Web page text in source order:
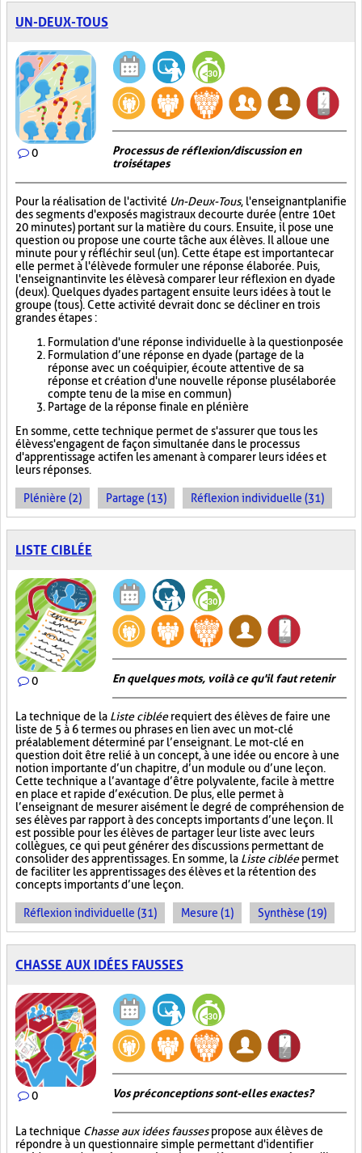
UN-DEUX-TOUS
0
Processus de réflexion/discussion en
trois étapes
Pour la réalisation de l'activité Un-Deux-Tous, l'enseignant planifie
des segments d'exposés magistraux de courte durée (entre 10 et
20 minutes) portant sur la matière du cours. Ensuite, il pose une
question ou propose une courte tâche aux élèves. Il alloue une
minute pour y réfléchir seul (un). Cette étape est importante car
elle permet à l'élève de formuler une réponse élaborée. Puis,
l'enseignant invite les élèves à comparer leur réflexion en dyade
(deux). Quelques dyades partagent ensuite leurs idées à tout le
groupe (tous). Cette activité devrait donc se décliner en trois
grandes étapes :
Formulation d'une réponse individuelle à la question posée
Formulation d’une réponse en dyade (partage de la
réponse avec un coéquipier, écoute attentive de sa
réponse et création d'une nouvelle réponse plus élaborée
compte tenu de la mise en commun)
Partage de la réponse finale en plénière
En somme, cette technique permet de s'assurer que tous les
élèves s'engagent de façon simultanée dans le processus
d'apprentissage actif en les amenant à comparer leurs idées et
leurs réponses.
Plénière (2) Partage (13) Réflexion individuelle (31)
LISTE CIBLÉE
0 En quelques mots, voilà ce qu'il faut retenir
La technique de la Liste cibléerequiert des élèves de faire une
liste de 5 à 6 termes ou phrases en lien avec un mot-clé
préalablement déterminé par l’enseignant. Le mot-clé en
question doit être relié à un concept, à une idée ou encore à une
notion importante d’un chapitre, d’un module ou d’une leçon.
Cette technique a l’avantage d’être polyvalente, facile à mettre
en place et rapide d’exécution. De plus, elle permet à
l’enseignant de mesurer aisément le degré de compréhension de
ses élèves par rapport à des concepts importants d’une leçon. Il
est possible pour les élèves de partager leur liste avec leurs
collègues, ce qui peut générer des discussions permettant de
consolider des apprentissages. En somme, la Liste cibléepermet
de faciliter les apprentissages des élèves et la rétention des
concepts importants d’une leçon.
Réflexion individuelle (31) Mesure (1) Synthèse (19)
CHASSE AUX IDÉES FAUSSES
0 Vos préconceptions sont-elles exactes ?
La technique Chasse aux idées faussespropose aux élèves de
répondre à un questionnaire simple permettant d'identifier